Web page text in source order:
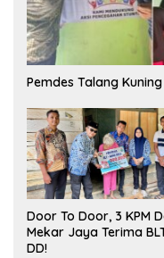
Pemdes Talang
Door To Door, 3 KPM
Mekar Jaya Terima
DD!